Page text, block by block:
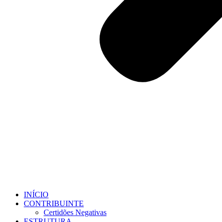
INÍCIO
CONTRIBUINTE
Certidões Negativas